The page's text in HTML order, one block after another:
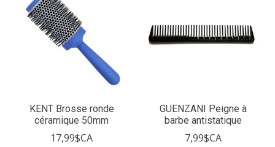
KENT Brosse ronde
céramique 50mm
17,99$CA
GUENZANI Peigne à
barbe antistatique
7,99$CA